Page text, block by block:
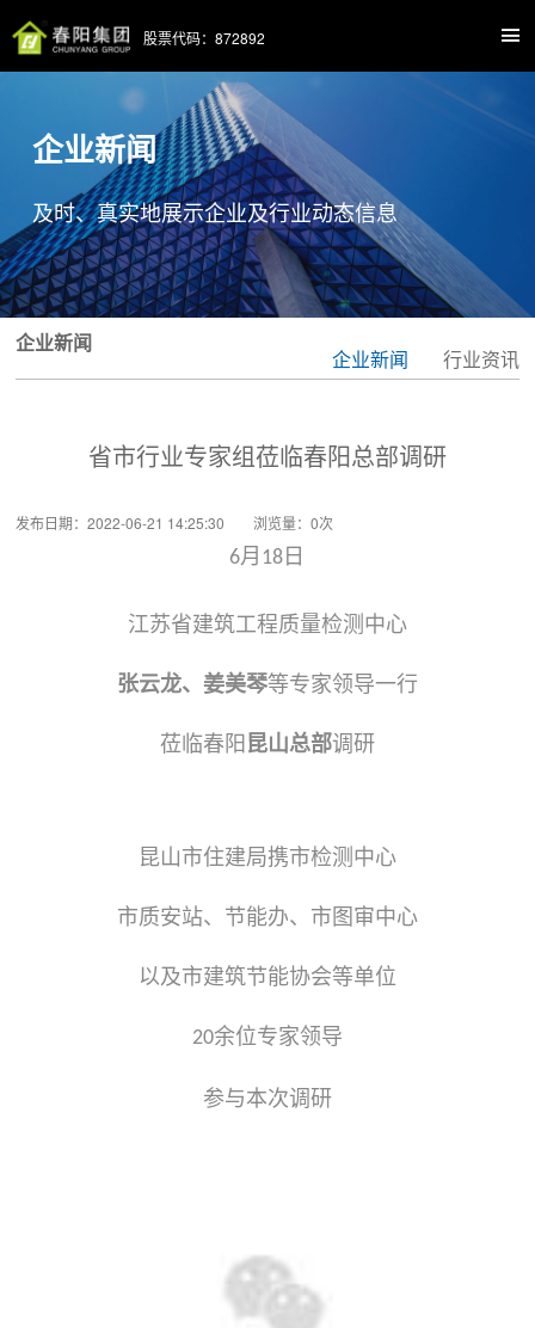
股票代码：872892
企业新闻
及时、真实地展示企业及行业动态信息
企业新闻
企业新闻 行业资讯
省市行业专家组莅临春阳总部调研
发布日期：2022-06-21 14:25:30 浏览量：0次
6月 18 日
江苏省建筑工程质量检测中心
张云龙、姜美琴等专家领导一行
莅临春阳 昆山总部调研
昆山市住建局携市检测中心
市质安站、节能办、市图审中心
以及市建筑节能协会等单位
20余位专家领导
参与本次调研